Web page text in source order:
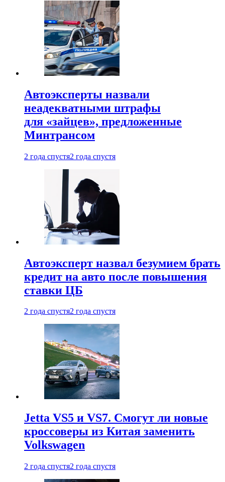
Автоэксперты назвали
неадекватными штрафы
для «зайцев», предложенные
Минтрансом
2 года спустя2 года спустя
Автоэксперт назвал безумием брать
кредит на авто после повышения
ставки ЦБ
2 года спустя2 года спустя
Jetta VS5 и VS7. Смогут ли новые
кроссоверы из Китая заменить
Volkswagen
2 года спустя2 года спустя